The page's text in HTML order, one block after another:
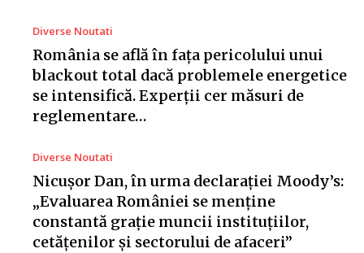
Diverse Noutati
România se află în fața pericolului unui
blackout total dacă problemele energetice
se intensifică. Experții cer măsuri de
reglementare…
Diverse Noutati
Nicușor Dan, în urma declarației Moody’s:
„Evaluarea României se menține
constantă grație muncii instituțiilor,
cetățenilor și sectorului de afaceri”